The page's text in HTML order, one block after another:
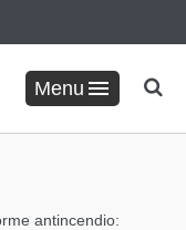
Menu
antincendio: